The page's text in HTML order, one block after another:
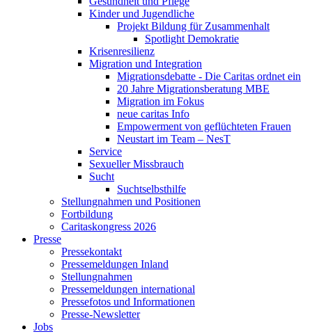
Kinder und Jugendliche
Projekt Bildung für Zusammenhalt
Spotlight Demokratie
Krisenresilienz
Migration und Integration
Migrationsdebatte - Die Caritas ordnet ein
20 Jahre Migrationsberatung MBE
Migration im Fokus
neue caritas Info
Empowerment von geflüchteten Frauen
Neustart im Team – NesT
Service
Sexueller Missbrauch
Sucht
Suchtselbsthilfe
Stellungnahmen und Positionen
Fortbildung
Caritaskongress 2026
Presse
Pressekontakt
Pressemeldungen Inland
Stellungnahmen
Pressemeldungen international
Pressefotos und Informationen
Presse-Newsletter
Jobs